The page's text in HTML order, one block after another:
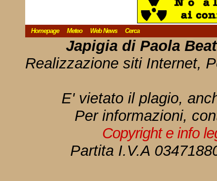
Homepage Meteo Web News Cerca
Japigia di Paola
Realizzazione siti Internet,
E' vietato il plagio,
Per informazioni,
Copyright e info
Partita I.V.A